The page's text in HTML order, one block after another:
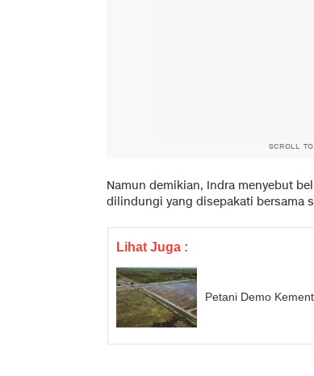
SCROLL
Namun demikian, Indra menyebut
dilindungi yang disepakati bersama
Lihat Juga :
Petani Demo